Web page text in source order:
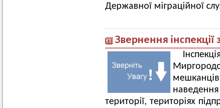
Державної міграційної
Звернення
наведення
території, територіях